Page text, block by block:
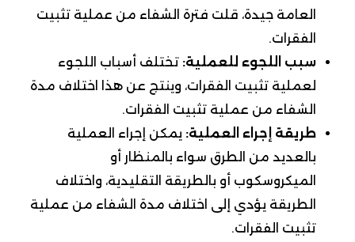
العامة جيدة، قلت فترة الشفاء من عملية تثبيت
الفقرات.
سبب اللجوء للعملية: تختلف أسباب اللجوء
لعملية تثبيت الفقرات، وينتج عن هذا اختلاف مدة
الشفاء من عملية تثبيت الفقرات.
طريقة إجراء العملية: يمكن إجراء العملية
بالعديد من الطرق سواء بالمنظار أو
الميكروسكوب أو بالطريقة التقليدية، واختلاف
الطريقة يؤدي إلى اختلاف مدة الشفاء من عملية
تثبيت الفقرات.